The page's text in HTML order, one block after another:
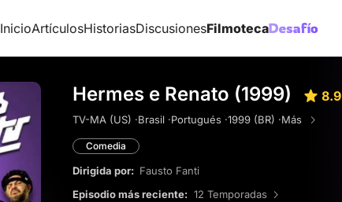
InicioArtículosHistoriasDiscusionesFilmoteca
Hermes e Renato (1999) 8.9
TV-MA (US) ·Brasil ·Portugués ·1999 (BR) ·Más
Comedia
Dirigida por: Fausto Fanti
Episodio más reciente: 12 Temporadas